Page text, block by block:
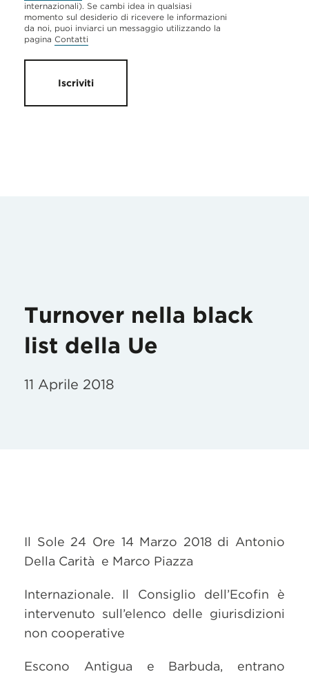
internazionali). Se cambi idea in qualsiasi
momento sul desiderio di ricevere le informazioni
da noi, puoi inviarci un messaggio utilizzando la
pagina Contatti
Iscriviti
Turnover nella black
list della Ue
11 Aprile 2018
Il Sole 24 Ore 14 Marzo 2018 di Antonio
Della Carità e Marco Piazza
Internazionale. Il Consiglio dell’Ecofin è
intervenuto sull’elenco delle giurisdizioni
non cooperative
Escono Antigua e Barbuda, entrano